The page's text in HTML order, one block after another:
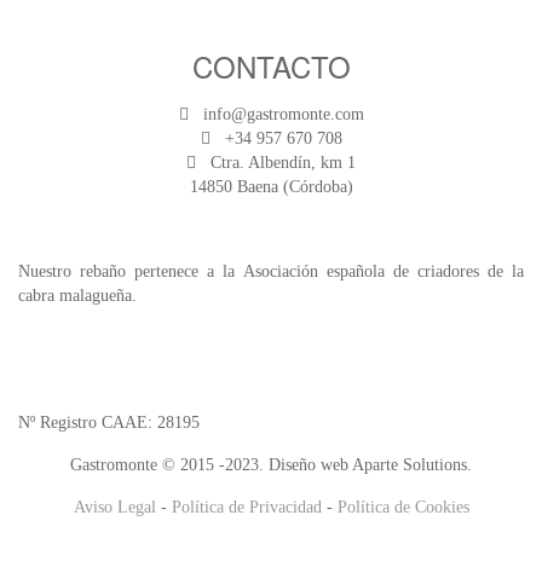
CONTACTO
info@gastromonte.com
+34 957 670 708
Ctra. Albendín, km 1
14850 Baena (Córdoba)
Nuestro rebaño pertenece a la Asociación española de criadores de la
cabra malagueña.
Nº Registro CAAE: 28195
Gastromonte © 2015 -2023. Diseño web Aparte Solutions.
Aviso Legal- Política de Privacidad- Política de Cookies